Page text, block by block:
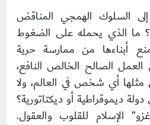
السلوك الهمجي المناقض
ما الذي يحمله على الضغوط
أبناءها من ممارسة حرية
الصالح الخالص النافع،
أي شخص في العالم، ولا
ديموقراطية أو ديكتاتورية؟
الإسلام للقلوب والعقول.